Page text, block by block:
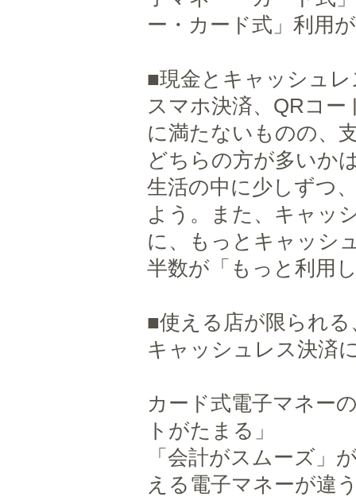
ー・カード式」利用
■現金とキャッシュ
スマホ決済、QRコ
に満たないものの、
どちらの方が多いか
生活の中に少しずつ
よう。また、キャッ
に、もっとキャッシ
半数が「もっと利用
■使える店が限られ
キャッシュレス決済
カード式電子マネー
トがたまる」
「会計がスムーズ」
える電子マネーが違